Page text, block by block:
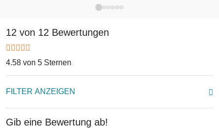
12 von 12 Bewertungen
4.58 von 5 Sternen
FILTER ANZEIGEN
Gib eine Bewertung ab!